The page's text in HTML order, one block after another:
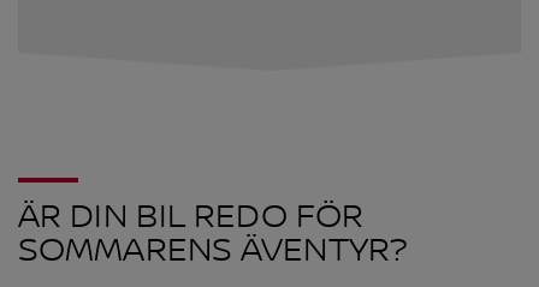
ÄR DIN BIL REDO FÖR
SOMMARENS ÄVENTYR?